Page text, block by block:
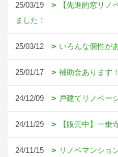
25/03/19
【先進的窓リノ
ました！
25/03/12 いろんな個性が
25/01/17 補助金あります
24/12/09 戸建てリノベー
24/11/29 【販売中】一乗
24/11/15 リノベマンショ